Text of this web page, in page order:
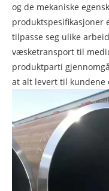
og de mekaniske
produktspesifikasjoner
tilpasse seg ulike
væsketransport til
produktparti
at alt levert til kundene